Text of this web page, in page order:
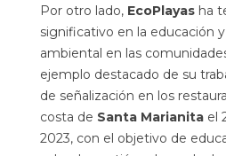
Por otro lado, EcoPlayas ha
significativo en la educación
ambiental en las
ejemplo destacado de su
de señalización en los
costa de Santa Marianita el
2023, con el objetivo de